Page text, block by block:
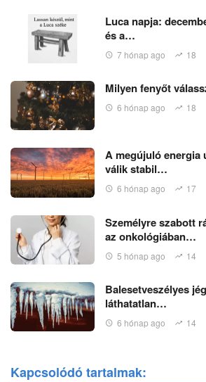
Luca napja:
és a…
7 hónap ago 18
Milyen fenyőt
6 hónap ago 18
A megújuló energia
válik stabil…
6 hónap ago 17
Személyre szabott
az onkológiában…
5 hónap ago 14
Balesetveszélyes
láthatatlan…
6 hónap ago 14
Kapcsolódó tartalmak: